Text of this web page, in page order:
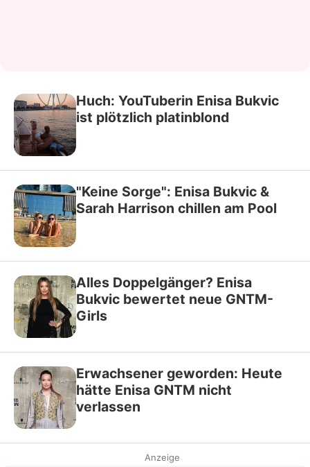
Huch: YouTuberin Enisa Bukvic
ist plötzlich platinblond
"Keine Sorge": Enisa Bukvic &
Sarah Harrison chillen am Pool
Alles Doppelgänger? Enisa
Bukvic bewertet neue GNTM-
Girls
Erwachsener geworden: Heute
hätte Enisa GNTM nicht
verlassen
Anzeige